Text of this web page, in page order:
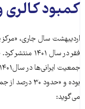
کمبود
اردیبهشت سال جاری،
فقر در سال
بوده و «حدود
می‌گوید: